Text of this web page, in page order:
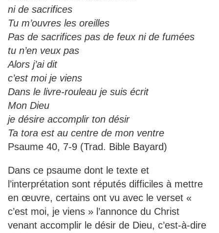
ni de sacrifices
Tu m’ouvres les oreilles
Pas de sacrifices pas de feux ni de fumées
tu n’en veux pas
Alors j’ai dit
c’est moi je viens
Dans le livre-rouleau je suis écrit
Mon Dieu
je désire accomplir ton désir
Ta tora est au centre de mon ventre
Psaume 40, 7-9 (Trad. Bible Bayard)
Dans ce psaume dont le texte et
l’interprétation sont réputés difficiles à mettre
en œuvre, certains ont vu avec le verset «
c’est moi, je viens » l’annonce du Christ
venant accomplir le désir de Dieu, c’est-à-dire